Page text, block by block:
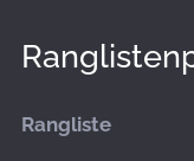
Rangliste